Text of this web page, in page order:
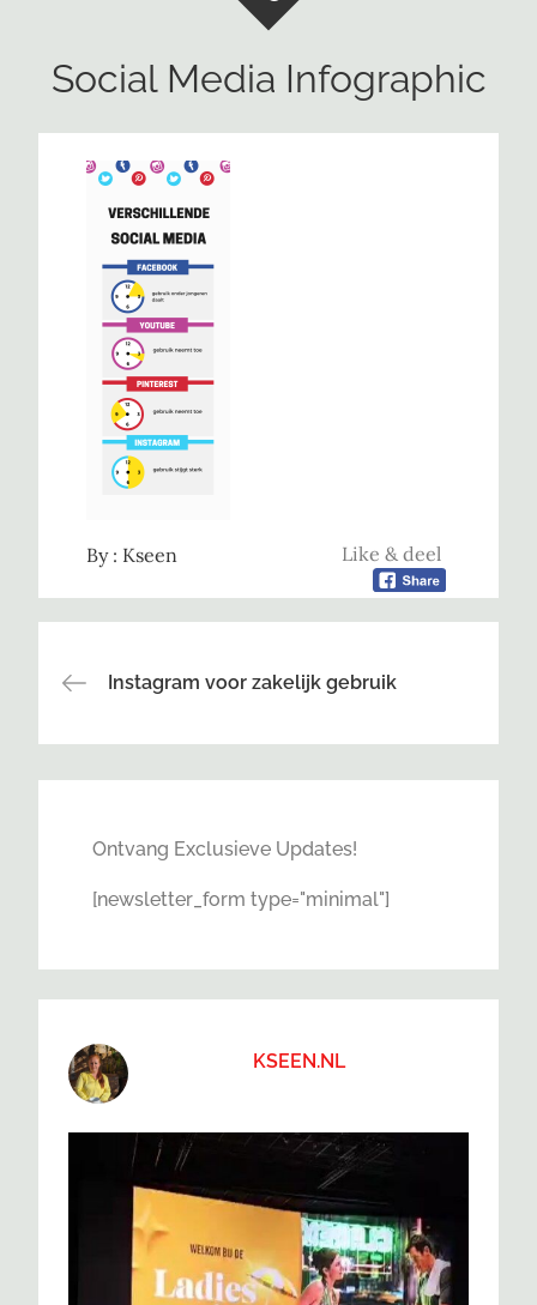
Social Media Infographic
Like & deel
By : Kseen
Bericht
navigatie
Instagram voor zakelijk gebruik
Ontvang Exclusieve Updates!
[newsletter_form type="minimal"]
KSEEN.NL